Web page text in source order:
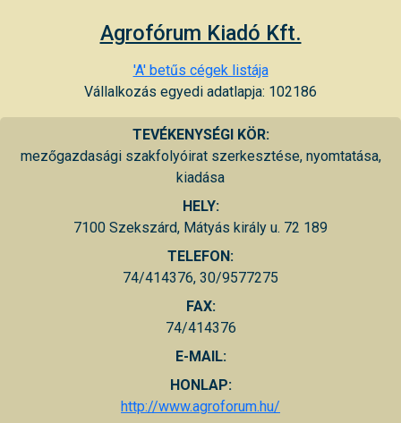
Agrofórum Kiadó Kft.
'A' betűs cégek listája
Vállalkozás egyedi adatlapja: 102186
TEVÉKENYSÉGI KÖR:
mezőgazdasági szakfolyóirat szerkesztése, nyomtatása,
kiadása
HELY:
7100 Szekszárd, Mátyás király u. 72 189
TELEFON:
74/414376, 30/9577275
FAX:
74/414376
E-MAIL:
HONLAP:
http://www.agroforum.hu/